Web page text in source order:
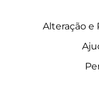
Alteração e